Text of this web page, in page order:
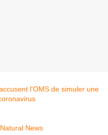
Natural News